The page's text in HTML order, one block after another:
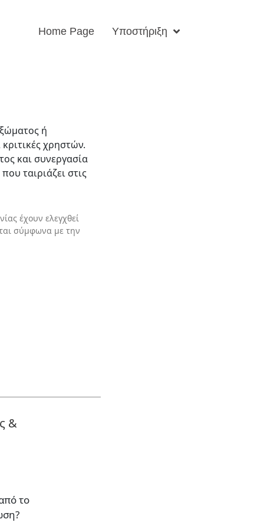
Home Page Υποστήριξη
ή
χρηστών.
και συνεργασία
ταιριάζει στις
έχουν ελεγχθεί
σύμφωνα με την
&
το